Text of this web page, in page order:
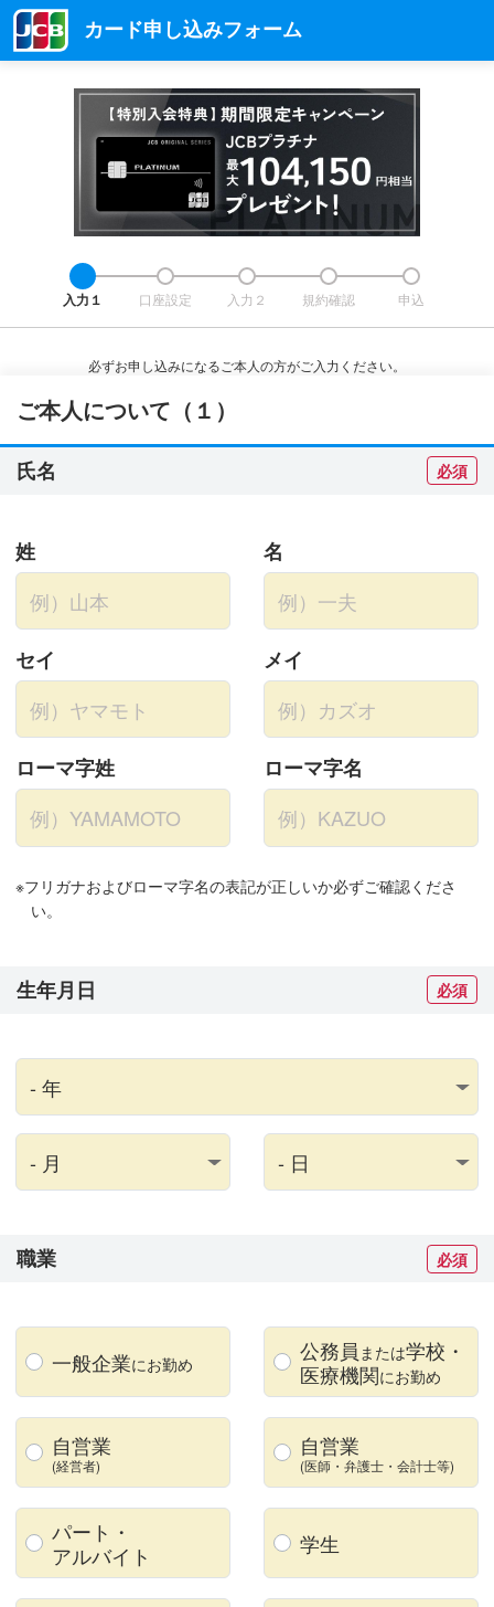
カード申し込みフォーム
入力１ 口座設定 入力２ 規約確認 申込
必ずお申し込みになるご本人の方がご入力ください。
ご本人について（１）
氏名 必須
姓 名
セイ メイ
ローマ字姓 ローマ字名
※フリガナおよびローマ字名の表記が正しいか必ずご確認くださ
い。
生年月日 必須
職業 必須
一般企業にお勤め 公務員 または学校 ・
医療機関にお勤め
自営業
(経営者)
自営業
(医師・弁護士・ 会計士等)
パート・
アルバイト
学生